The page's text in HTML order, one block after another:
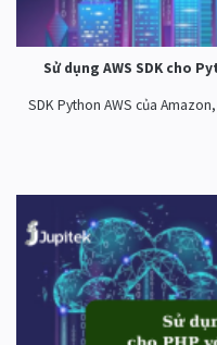
Sử dụng AWS SDK cho
SDK Python AWS của